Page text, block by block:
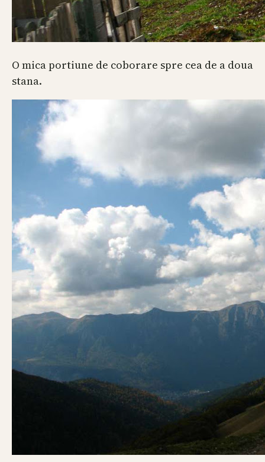
O mica portiune de coborare spre cea de a doua
stana.